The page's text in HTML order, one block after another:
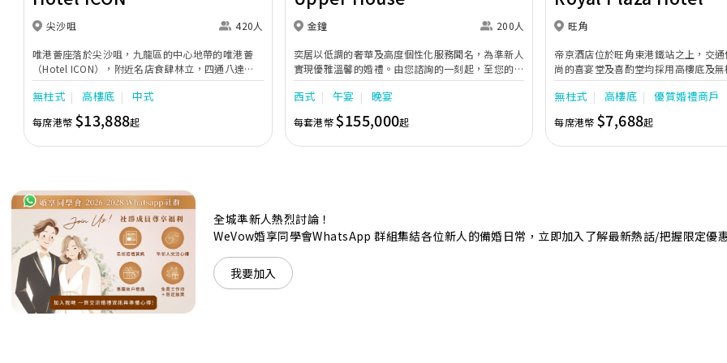
尖沙咀 420人
唯港薈座落於尖沙咀，九龍區的中心地帶的唯港薈
（Hotel ICON），附近名店食肆林立，四通八達，
充分展現繁華鬧巿中的活力個性，成為一眾準新人舉
辦婚宴的熱門之選。專業團隊由策劃統籌至所有婚宴
每個細節，唯港薈都力臻完美，保證讓您留下獨特的
醉人回憶。 擁有時尚高樓頂的Silverbox宴會廳，配
置了全套先進的視聽影音及燈光設備配套，並採用極
力氛圍的自助餐﹔唯港薈（Hotel ICON），多個風
格各異的婚宴場地，都完美切合各準新人的個性及預
算﹔保證為您打造夢寐以求的特別日子，令賓客永誌
難忘！
無柱式 高樓底 中式
每席港幣 $13,888起
金鐘 200人
奕居以低調的奢華及高度個性化服務聞名，為準新人
實現優雅溫馨的婚禮。由您諮詢的一刻起，至您的大
日子，我們的專業團隊會為您攜手實現夢想婚禮。
西式 午宴 晚宴
每套港幣$155,000起
旺角
帝京酒店位於旺角東港鐵站之上，交
尚的喜宴堂及喜酌堂均採用高樓底及無
境寬敞，且備有LED幕牆、燈光及影音
最多可筵開40席，更配有水晶吊燈，適
婚禮。另外，空中花園深心薈是毛孩友
飽覽獅子山景致，適合舉行戶外婚禮或
店專業的宴會團隊提供貼心服務，讓
無柱式 高樓底 優質婚禮商戶
每席港幣$7,688起
全城準新人熱烈討論！
WeVow婚享同學會WhatsApp 群組集結各位新人的備婚日常，立即加入了解最新熱話/把握限定優惠
我要加入